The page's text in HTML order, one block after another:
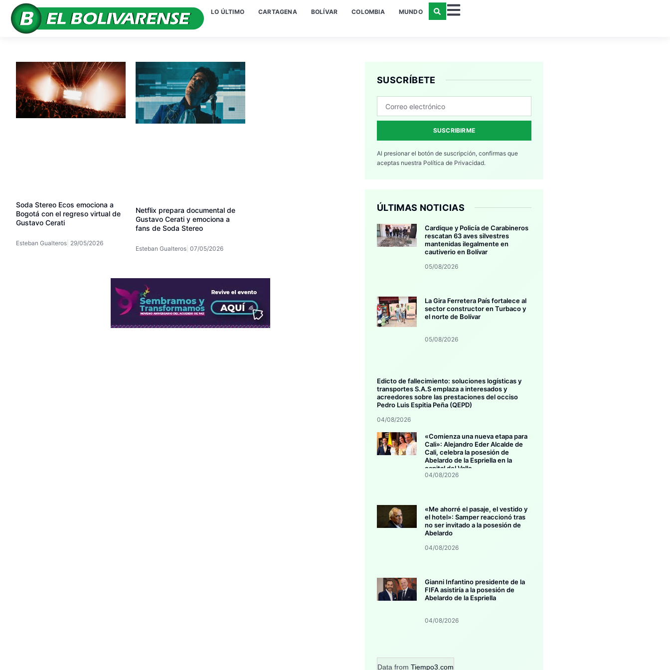
LO ÚLTIMO CARTAGENA BOLÍVAR COLOMBIA MUNDO
Soda Stereo Ecos emociona a
Bogotá con el regreso virtual de
Gustavo Cerati
Esteban Gualteros 29/05/2026
Netflix prepara documental de
Gustavo Cerati y emociona a
fans de Soda Stereo
Esteban Gualteros 07/05/2026
SUSCRÍBETE
SUSCRIBIRME
Al presionar el botón de suscripción, confirmas que
aceptas nuestra Política de Privacidad.
ÚLTIMAS NOTICIAS
Cardique y Policía de Carabineros
rescatan 63 aves silvestres
mantenidas ilegalmente en
cautiverio en Bolívar
05/08/2026
La Gira Ferretera País fortalece al
sector constructor en Turbaco y
el norte de Bolívar
05/08/2026
Edicto de fallecimiento: soluciones logísticas y
transportes S.A.S emplaza a interesados y
acreedores sobre las prestaciones del occiso
Pedro Luis Espitia Peña (QEPD)
04/08/2026
«Comienza una nueva etapa para
Cali»: Alejandro Eder Alcalde de
Cali, celebra la posesión de
Abelardo de la Espriella en la
capital del Valle
04/08/2026
«Me ahorré el pasaje, el vestido y
el hotel»: Samper reaccionó tras
no ser invitado a la posesión de
Abelardo
04/08/2026
Gianni Infantino presidente de la
FIFA asistiría a la posesión de
Abelardo de la Espriella
04/08/2026
Data from Tiempo3.com